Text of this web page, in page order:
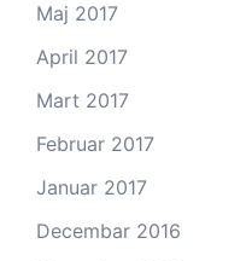
Maj 2017
April 2017
Mart 2017
Februar 2017
Januar 2017
Decembar 2016